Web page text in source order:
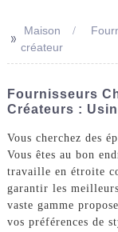
>> Maison
créateur
Fournisseurs
Créateurs :
Vous cherchez des
Vous êtes au bon
travaille en étroite
garantir les
vaste gamme
vos préférences de